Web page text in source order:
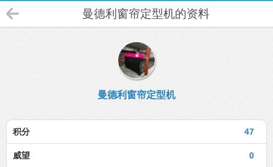
曼德利窗帘定型机的资料
曼德利窗帘定型机
47
积分
0
威望